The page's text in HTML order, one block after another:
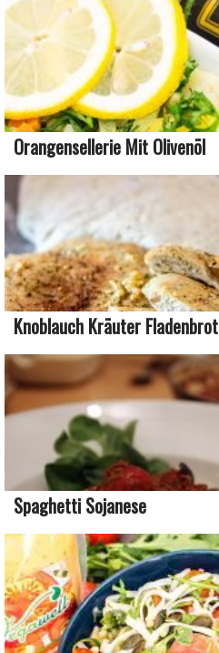
Orangensellerie Mit Olivenöl
Knoblauch Kräuter Fladenbrot
Spaghetti Sojanese